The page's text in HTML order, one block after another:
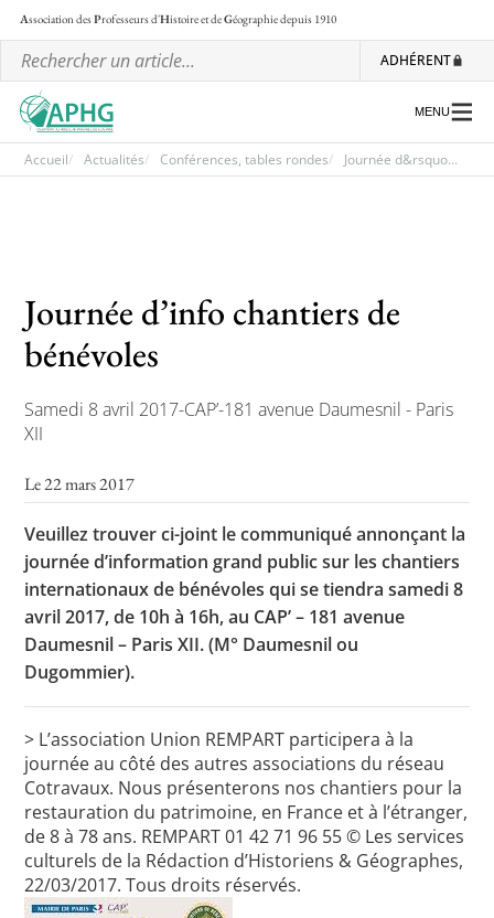
Association desProfesseurs d'Histoire et deGéographiedepuis 1910
ADHÉRENT
Les ateliers nationaux
Communiqués et motions
Lettre d’information de l’APHG
Toutes les actualités
Les rendez-vous de l’APHG
Concours scolaires
Conférences, tables rondes
Critique d’ouvrages publiés
Culture
MENU
Accueil Actualités Conférences, tables rondes Journée d&rsquo...
Journée d’info chantiers de
bénévoles
Samedi 8 avril 2017-CAP’-181 avenue Daumesnil - Paris
XII
Le 22 mars 2017
Veuillez trouver ci-joint le communiqué annonçant la
journée d’information grand public sur les chantiers
internationaux de bénévoles qui se tiendra samedi 8
avril 2017, de 10h à 16h, au CAP’ – 181 avenue
Daumesnil – Paris XII. (M° Daumesnil ou
Dugommier).
> L’association Union REMPART participera à la
journée au côté des autres associations du réseau
Cotravaux. Nous présenterons nos chantiers pour la
restauration du patrimoine, en France et à l’étranger,
de 8 à 78 ans. REMPART 01 42 71 96 55 © Les services
culturels de la Rédaction d’Historiens & Géographes,
22/03/2017. Tous droits réservés.